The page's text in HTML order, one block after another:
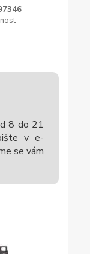
8 do 21
v e-
se vám